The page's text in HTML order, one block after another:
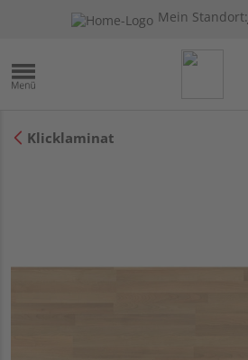
Mein Standort:
Klicklaminat